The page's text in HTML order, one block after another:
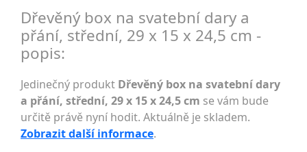
Dřevěný box na svatební dary a
přání, střední, 29 x 15 x 24,5 cm -
popis:
Jedinečný produkt Dřevěný box na svatební dary
a přání, střední, 29 x 15 x 24,5 cm se vám bude
určitě právě nyní hodit. Aktuálně je skladem.
Zobrazit další informace.